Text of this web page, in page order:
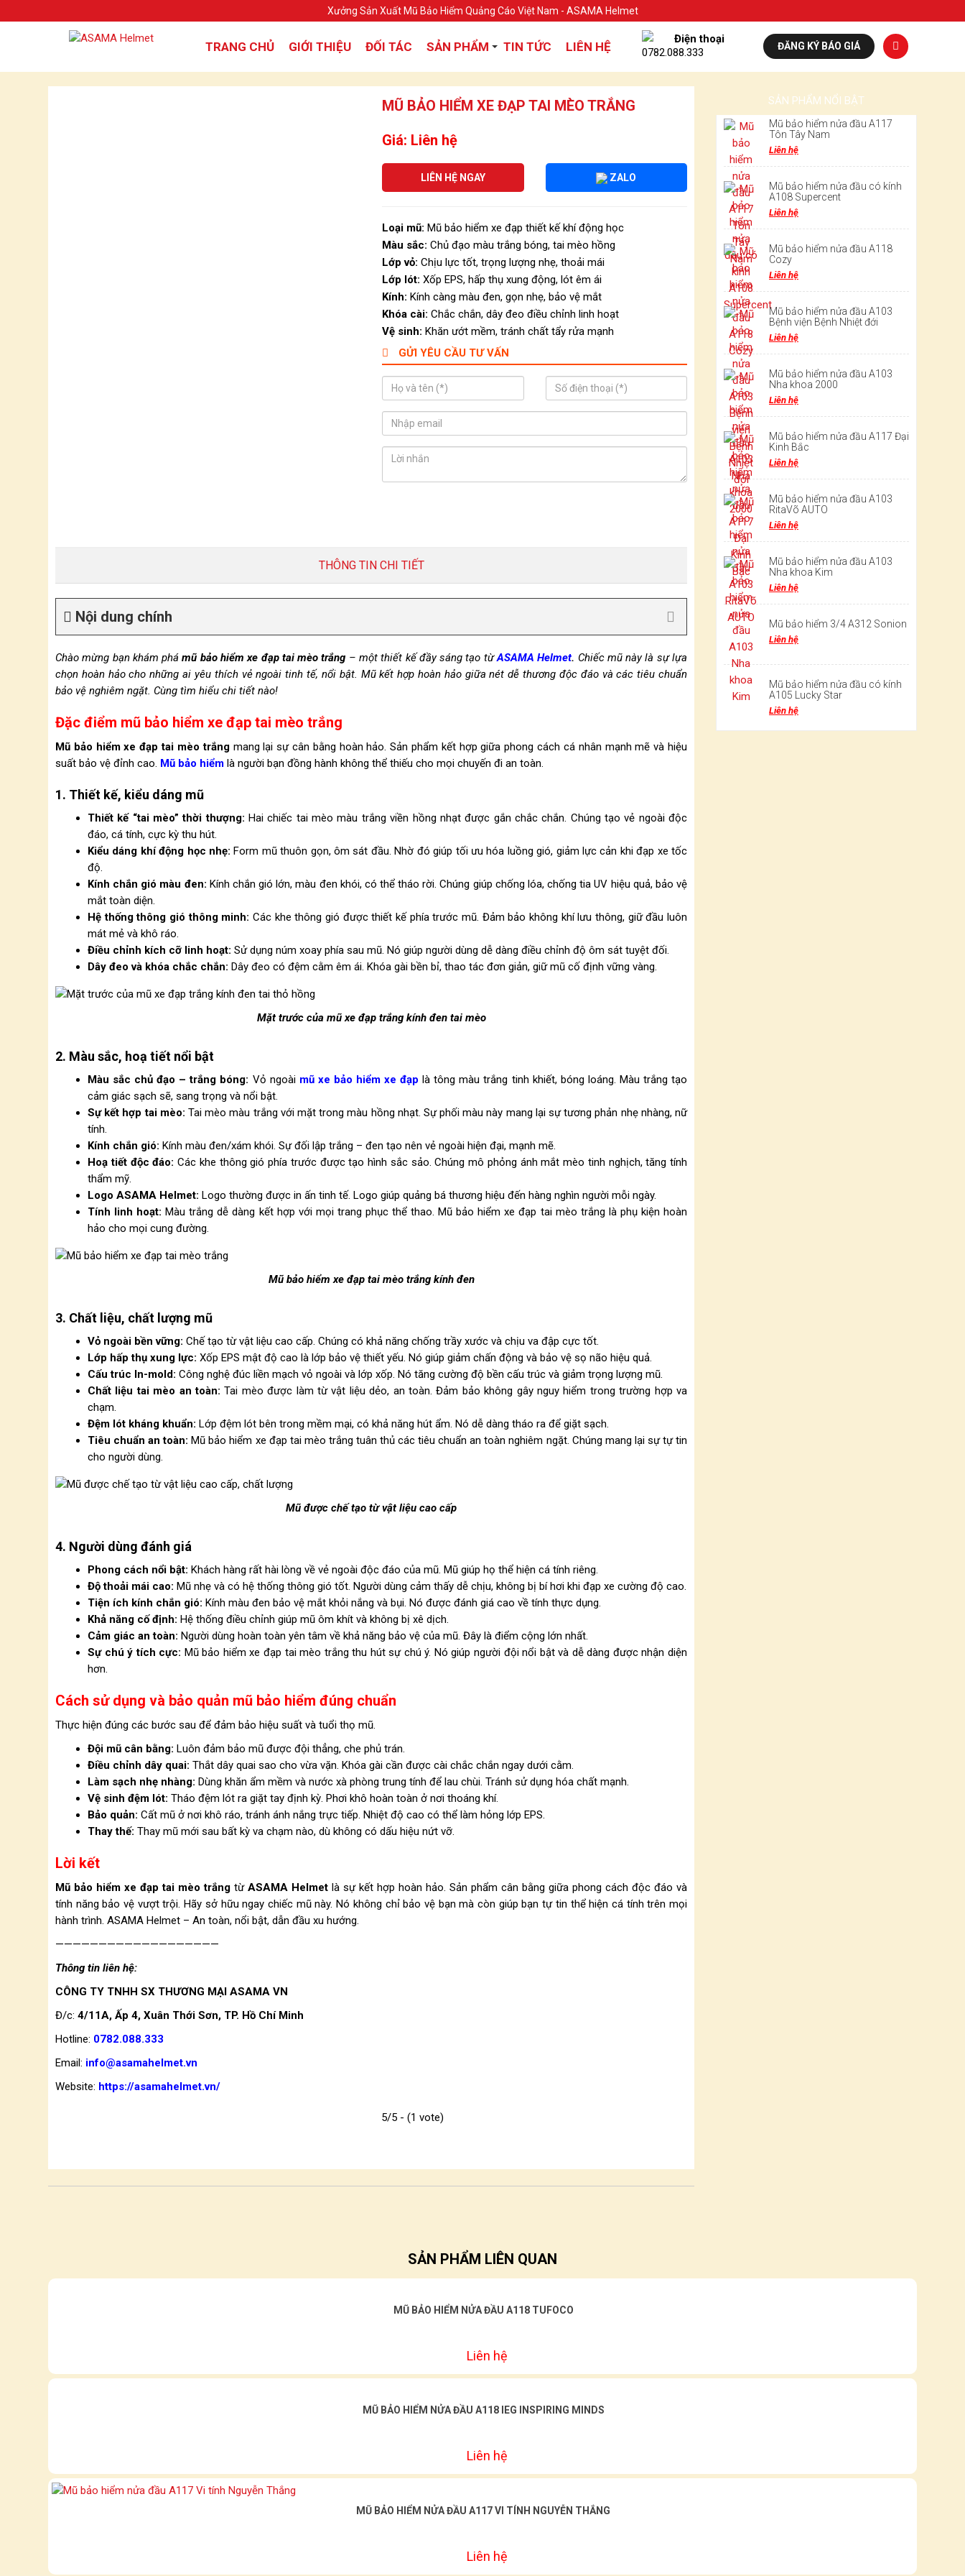
Xưởng Sản Xuất Mũ Bảo Hiểm Quảng Cáo Việt Nam - ASAMA Helmet
TRANG CHỦ GIỚI THIỆU ĐỐI TÁC SẢN PHẨM TIN TỨC LIÊN HỆ ĐĂNG KÝ BÁO GIÁ
Điện thoại
0782.088.333
MŨ BẢO HIỂM XE ĐẠP TAI MÈO TRẮNG
Giá: Liên hệ
LIÊN HỆ NGAY ZALO
Loại mũ: Mũ bảo hiểm xe đạp thiết kế khí động học
Màu sắc: Chủ đạo màu trắng bóng, tai mèo hồng
Lớp vỏ: Chịu lực tốt, trọng lượng nhẹ, thoải mái
Lớp lót: Xốp EPS, hấp thụ xung động, lót êm ái
Kính: Kính càng màu đen, gọn nhẹ, bảo vệ mắt
Khóa cài: Chắc chắn, dây đeo điều chỉnh linh hoạt
Vệ sinh: Khăn ướt mềm, tránh chất tẩy rửa mạnh
GỬI YÊU CẦU TƯ VẤN
THÔNG TIN CHI TIẾT
Nội dung chính
Chào mừng bạn khám phámũ bảo hiểm xe đạp tai mèo trắng – một thiết kế đầy sáng tạo từASAMA Helmet. Chiếc mũ này là sự lựa
chọn hoàn hảo cho những ai yêu thích vẻ ngoài tinh tế, nổi bật. Mũ kết hợp hoàn hảo giữa nét dễ thương độc đáo và các tiêu chuẩn
bảo vệ nghiêm ngặt. Cùng tìm hiểu chi tiết nào!
Đặc điểm mũ bảo hiểm xe đạp tai mèo trắng
Mũ bảo hiểm xe đạp tai mèo trắngmang lại sự cân bằng hoàn hảo. Sản phẩm kết hợp giữa phong cách cá nhân mạnh mẽ và hiệu
suất bảo vệ đỉnh cao. Mũ bảo hiểm là người bạn đồng hành không thể thiếu cho mọi chuyến đi an toàn.
1. Thiết kế, kiểu dáng mũ
Thiết kế “tai mèo” thời thượng: Hai chiếc tai mèo màu trắng viền hồng nhạt được gắn chắc chắn. Chúng tạo vẻ ngoài độc
đáo, cá tính, cực kỳ thu hút.
Kiểu dáng khí động học nhẹ: Form mũ thuôn gọn, ôm sát đầu. Nhờ đó giúp tối ưu hóa luồng gió, giảm lực cản khi đạp xe tốc
độ.
Kính chắn gió màu đen: Kính chắn gió lớn, màu đen khói, có thể tháo rời. Chúng giúp chống lóa, chống tia UV hiệu quả, bảo vệ
mắt toàn diện.
Hệ thống thông gió thông minh: Các khe thông gió được thiết kế phía trước mũ. Đảm bảo không khí lưu thông, giữ đầu luôn
mát mẻ và khô ráo.
Điều chỉnh kích cỡ linh hoạt: Sử dụng núm xoay phía sau mũ. Nó giúp người dùng dễ dàng điều chỉnh độ ôm sát tuyệt đối.
Dây đeo và khóa chắc chắn: Dây đeo có đệm cằm êm ái. Khóa gài bền bỉ, thao tác đơn giản, giữ mũ cố định vững vàng.
Mặt trước của mũ xe đạp trắng kính đen tai mèo
2. Màu sắc, hoạ tiết nổi bật
Màu sắc chủ đạo – trắng bóng: Vỏ ngoài mũ xe bảo hiểm xe đạp là tông màu trắng tinh khiết, bóng loáng. Màu trắng tạo
cảm giác sạch sẽ, sang trọng và nổi bật.
Sự kết hợp tai mèo: Tai mèo màu trắng với mặt trong màu hồng nhạt. Sự phối màu này mang lại sự tương phản nhẹ nhàng, nữ
tính.
Kính chắn gió: Kính màu đen/xám khói. Sự đối lập trắng – đen tạo nên vẻ ngoài hiện đại, mạnh mẽ.
Hoạ tiết độc đáo: Các khe thông gió phía trước được tạo hình sắc sảo. Chúng mô phỏng ánh mắt mèo tinh nghịch, tăng tính
thẩm mỹ.
Logo ASAMA Helmet: Logo thường được in ấn tinh tế. Logo giúp quảng bá thương hiệu đến hàng nghìn người mỗi ngày.
Tính linh hoạt: Màu trắng dễ dàng kết hợp với mọi trang phục thể thao. Mũ bảo hiểm xe đạp tai mèo trắng là phụ kiện hoàn
hảo cho mọi cung đường.
Mũ bảo hiểm xe đạp tai mèo trắng kính đen
3. Chất liệu, chất lượng mũ
Vỏ ngoài bền vững: Chế tạo từ vật liệu cao cấp. Chúng có khả năng chống trầy xước và chịu va đập cực tốt.
Lớp hấp thụ xung lực: Xốp EPS mật độ cao là lớp bảo vệ thiết yếu. Nó giúp giảm chấn động và bảo vệ sọ não hiệu quả.
Cấu trúc In-mold: Công nghệ đúc liền mạch vỏ ngoài và lớp xốp. Nó tăng cường độ bền cấu trúc và giảm trọng lượng mũ.
Chất liệu tai mèo an toàn: Tai mèo được làm từ vật liệu dẻo, an toàn. Đảm bảo không gây nguy hiểm trong trường hợp va
chạm.
Đệm lót kháng khuẩn: Lớp đệm lót bên trong mềm mại, có khả năng hút ẩm. Nó dễ dàng tháo ra để giặt sạch.
Tiêu chuẩn an toàn: Mũ bảo hiểm xe đạp tai mèo trắng tuân thủ các tiêu chuẩn an toàn nghiêm ngặt. Chúng mang lại sự tự tin
cho người dùng.
Mũ được chế tạo từ vật liệu cao cấp
4. Người dùng đánh giá
Phong cách nổi bật: Khách hàng rất hài lòng về vẻ ngoài độc đáo của mũ. Mũ giúp họ thể hiện cá tính riêng.
Độ thoải mái cao: Mũ nhẹ và có hệ thống thông gió tốt. Người dùng cảm thấy dễ chịu, không bị bí hơi khi đạp xe cường độ cao.
Tiện ích kính chắn gió: Kính màu đen bảo vệ mắt khỏi nắng và bụi. Nó được đánh giá cao về tính thực dụng.
Khả năng cố định: Hệ thống điều chỉnh giúp mũ ôm khít và không bị xê dịch.
Cảm giác an toàn: Người dùng hoàn toàn yên tâm về khả năng bảo vệ của mũ. Đây là điểm cộng lớn nhất.
Sự chú ý tích cực: Mũ bảo hiểm xe đạp tai mèo trắng thu hút sự chú ý. Nó giúp người đội nổi bật và dễ dàng được nhận diện
hơn.
Cách sử dụng và bảo quản mũ bảo hiểm đúng chuẩn
Thực hiện đúng các bước sau để đảm bảo hiệu suất và tuổi thọ mũ.
Đội mũ cân bằng: Luôn đảm bảo mũ được đội thẳng, che phủ trán.
Điều chỉnh dây quai: Thắt dây quai sao cho vừa vặn. Khóa gài cần được cài chắc chắn ngay dưới cằm.
Làm sạch nhẹ nhàng: Dùng khăn ẩm mềm và nước xà phòng trung tính để lau chùi. Tránh sử dụng hóa chất mạnh.
Vệ sinh đệm lót: Tháo đệm lót ra giặt tay định kỳ. Phơi khô hoàn toàn ở nơi thoáng khí.
Bảo quản: Cất mũ ở nơi khô ráo, tránh ánh nắng trực tiếp. Nhiệt độ cao có thể làm hỏng lớp EPS.
Thay thế: Thay mũ mới sau bất kỳ va chạm nào, dù không có dấu hiệu nứt vỡ.
Lời kết
Mũ bảo hiểm xe đạp tai mèo trắng từ ASAMA Helmet là sự kết hợp hoàn hảo. Sản phẩm cân bằng giữa phong cách độc đáo và
tính năng bảo vệ vượt trội. Hãy sở hữu ngay chiếc mũ này. Nó không chỉ bảo vệ bạn mà còn giúp bạn tự tin thể hiện cá tính trên mọi
hành trình. ASAMA Helmet – An toàn, nổi bật, dẫn đầu xu hướng.
———————————————————
Thông tin liên hệ:
CÔNG TY TNHH SX THƯƠNG MẠI ASAMA VN
Đ/c: 4/11A, Ấp 4, Xuân Thới Sơn, TP. Hồ Chí Minh
Hotline: 0782.088.333
Email: info@asamahelmet.vn
Website: https://asamahelmet.vn/
5/5 - (1 vote)
SẢN PHẨM NỔI BẬT
Mũ bảo hiểm nửa đầu A117
Tôn Tây Nam
Liên hệ
Mũ bảo hiểm nửa đầu có kính
A108 Supercent
Liên hệ
Mũ bảo hiểm nửa đầu A118
Cozy
Liên hệ
Mũ bảo hiểm nửa đầu A103
Bệnh viện Bệnh Nhiệt đới
Liên hệ
Mũ bảo hiểm nửa đầu A103
Nha khoa 2000
Liên hệ
Mũ bảo hiểm nửa đầu A117 Đại
Kinh Bắc
Liên hệ
Mũ bảo hiểm nửa đầu A103
RitaVõ AUTO
Liên hệ
Mũ bảo hiểm nửa đầu A103
Nha khoa Kim
Liên hệ
Mũ bảo hiểm 3/4 A312 Sonion
Liên hệ
Mũ bảo hiểm nửa đầu có kính
A105 Lucky Star
Liên hệ
SẢN PHẨM LIÊN QUAN
MŨ BẢO HIỂM NỬA ĐẦU A118 TUFOCO
Liên hệ
MŨ BẢO HIỂM NỬA ĐẦU A118 IEG INSPIRING MINDS
Liên hệ
MŨ BẢO HIỂM NỬA ĐẦU A117 VI TÍNH NGUYỄN THẮNG
Liên hệ